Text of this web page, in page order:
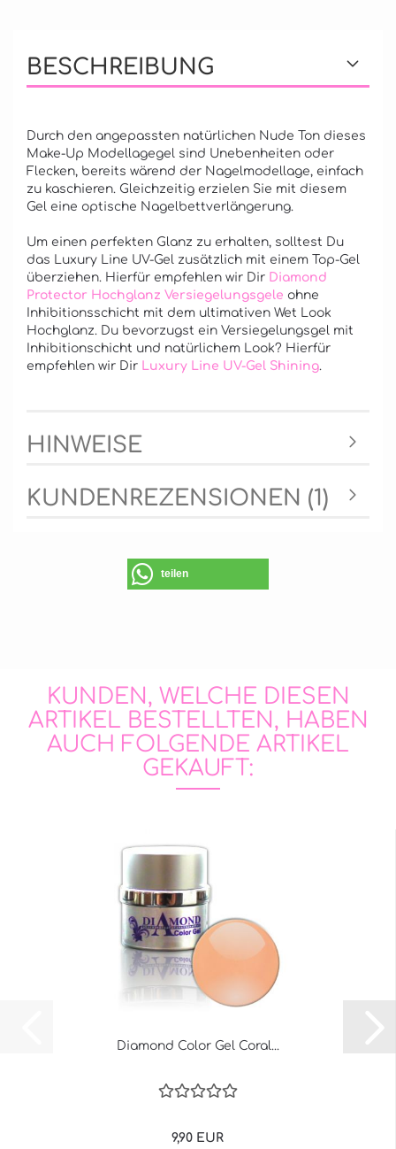
BESCHREIBUNG
Durch den angepassten natürlichen Nude Ton dieses
Make-Up Modellagegel sind Unebenheiten oder
Flecken, bereits wärend der Nagelmodellage, einfach
zu kaschieren. Gleichzeitig erzielen Sie mit diesem
Gel eine optische Nagelbettverlängerung.
Um einen perfekten Glanz zu erhalten, solltest Du
das Luxury Line UV-Gel zusätzlich mit einem Top-Gel
überziehen. Hierfür empfehlen wir Dir Diamond
Protector Hochglanz Versiegelungsgele ohne
Inhibitionsschicht mit dem ultimativen Wet Look
Hochglanz. Du bevorzugst ein Versiegelungsgel mit
Inhibitionschicht und natürlichem Look? Hierfür
empfehlen wir Dir Luxury Line UV-Gel Shining.
HINWEISE
KUNDENREZENSIONEN (1)
teilen
KUNDEN, WELCHE DIESEN
ARTIKEL BESTELLTEN, HABEN
AUCH FOLGENDE ARTIKEL
GEKAUFT:
Diamond Color Gel Coral...
9,90 EUR